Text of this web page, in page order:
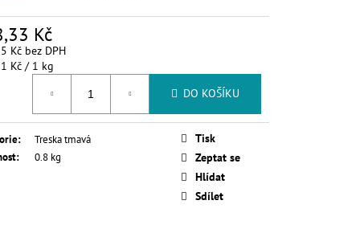
Kč
Kč bez DPH
Kč / 1 kg
DO KOŠÍKU
:
Treska tmavá
: 0.8 kg
Tisk
Zeptat se
Hlídat
Sdílet